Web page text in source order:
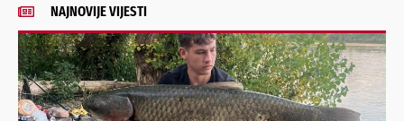
NAJNOVIJE VIJESTI